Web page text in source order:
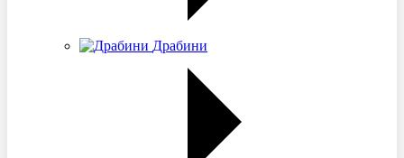
Драбини